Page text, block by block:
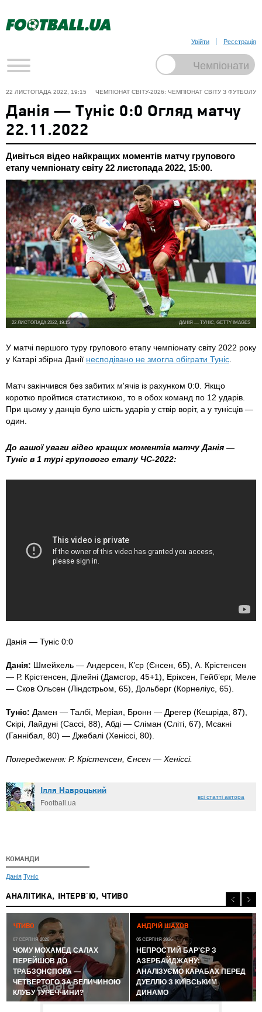
Увійти Реєстрація
ЧЕМПІОНАТ СВІТУ-2026: ЧЕМПІОНАТ СВІТУ З ФУТБОЛУ
22 ЛИСТОПАДА 2022, 19:15
Данія — Туніс 0:0 Огляд матчу
22.11.2022
Дивіться відео найкращих моментів матчу групового
етапу чемпіонату світу 22 листопада 2022, 15:00.
ДАНІЯ — ТУНІС, GETTY IMAGES
22 ЛИСТОПАДА 2022, 19:15
У матчі першого туру групового етапу чемпіонату світу 2022 року
у Катарі збірна Данії несподівано не змогла обіграти Туніс.
Матч закінчився без забитих м'ячів із рахунком 0:0. Якщо
коротко пройтися статистикою, то в обох команд по 12 ударів.
При цьому у данців було шість ударів у ствір воріт, а у тунісців —
один.
До вашої уваги відео кращих моментів матчу Данія —
Туніс в 1 турі групового етапу ЧС-2022:
Данія — Туніс 0:0
Данія: Шмейхель — Андерсен, К’єр (Єнсен, 65), А. Крістенсен
— Р. Крістенсен, Ділейні (Дамсгор, 45+1), Еріксен, Гейб’єрг, Меле
— Сков Ольсен (Ліндстрьом, 65), Дольберг (Корнеліус, 65).
Туніс: Дамен — Талбі, Меріая, Бронн — Дрегер (Кешріда, 87),
Скірі, Лайдуні (Сассі, 88), Абді — Сліман (Сліті, 67), Мсакні
(Ганнібал, 80) — Джебалі (Хеніссі, 80).
Попередження: Р. Крістенсен, Єнсен — Хеніссі.
Ілля Навроцький
Football.ua
всі статті автора
КОМАНДИ
Данія Туніс
АНАЛІТИКА, ІНТЕРВ'Ю, ЧТИВО
ЧТИВО
07 СЕРПНЯ 2026
ЧОМУ МОХАМЕД САЛАХ
ПЕРЕЙШОВ ДО
ТРАБЗОНСПОРА —
ЧЕТВЕРТОГО ЗА ВЕЛИЧИНОЮ
КЛУБУ ТУРЕЧЧИНИ?
АНДРІЙ ШАХОВ
05 СЕРПНЯ 2026
НЕПРОСТИЙ БАР'ЄР З
АЗЕРБАЙДЖАНУ:
АНАЛІЗУЄМО КАРАБАХ ПЕРЕД
ДУЕЛЛЮ З КИЇВСЬКИМ
ДИНАМО